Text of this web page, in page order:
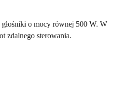
o mocy równej 500 W. W
zdalnego sterowania.